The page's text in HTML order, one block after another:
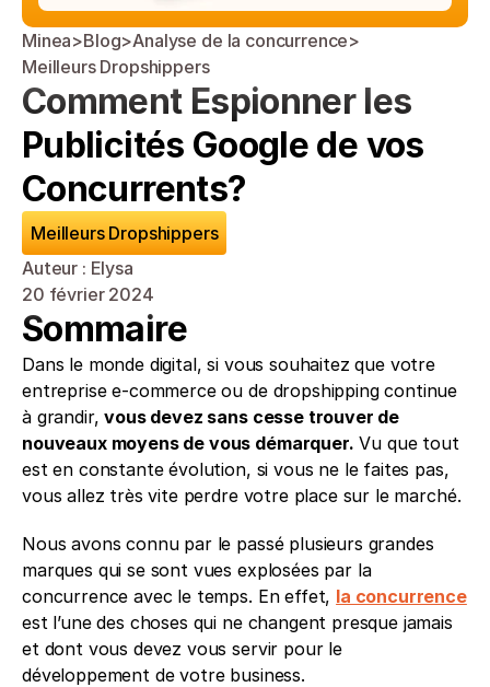
Minea>Blog>Analyse de la concurrence>
Meilleurs Dropshippers
Comment Espionner les
Publicités Google de vos
Concurrents?
Meilleurs Dropshippers
Auteur : Elysa
20 février 2024
Sommaire
Dans le monde digital, si vous souhaitez que votre
entreprise e-commerce ou de dropshipping continue
à grandir, vous devez sans cesse trouver de
nouveaux moyens de vous démarquer. Vu que tout
est en constante évolution, si vous ne le faites pas,
vous allez très vite perdre votre place sur le marché.
Nous avons connu par le passé plusieurs grandes
marques qui se sont vues explosées par la
concurrence avec le temps. En effet, la concurrence
est l’une des choses qui ne changent presque jamais
et dont vous devez vous servir pour le
développement de votre business.